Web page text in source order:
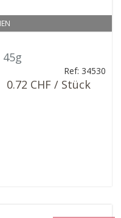
Ref: 34530
0.72 CHF / Stück